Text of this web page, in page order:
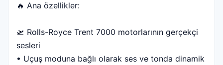
🔥 Ana özellikler:
🛫 Rolls-Royce Trent 7000 motorlarının gerçekçi
sesleri
• Uçuş moduna bağlı olarak ses ve tonda dinamik